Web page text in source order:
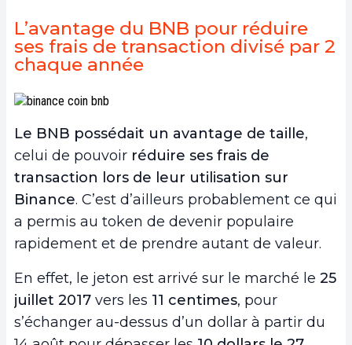
L’avantage du BNB pour réduire
ses frais de transaction divisé par 2
chaque année
Le BNB possédait un avantage de taille,
celui de pouvoir réduire ses frais de
transaction lors de leur utilisation sur
Binance. C’est d’ailleurs probablement ce qui
a permis au token de devenir populaire
rapidement et de prendre autant de valeur.
En effet, le jeton est arrivé sur le marché le 25
juillet 2017 vers les 11 centimes, pour
s’échanger au-dessus d’un dollar à partir du